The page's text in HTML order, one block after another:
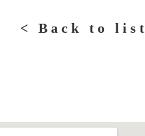
< Back to list